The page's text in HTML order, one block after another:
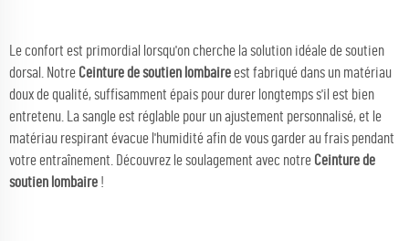
Le confort est primordial lorsqu'on cherche la solution idéale de soutien
dorsal. Notre Ceinture de soutien lombaireest fabriqué dans un matériau
doux de qualité, suffisamment épais pour durer longtemps s'il est bien
entretenu. La sangle est réglable pour un ajustement personnalisé, et le
matériau respirant évacue l'humidité afin de vous garder au frais pendant
votre entraînement. Découvrez le soulagement avec notre Ceinture de
soutien lombaire !